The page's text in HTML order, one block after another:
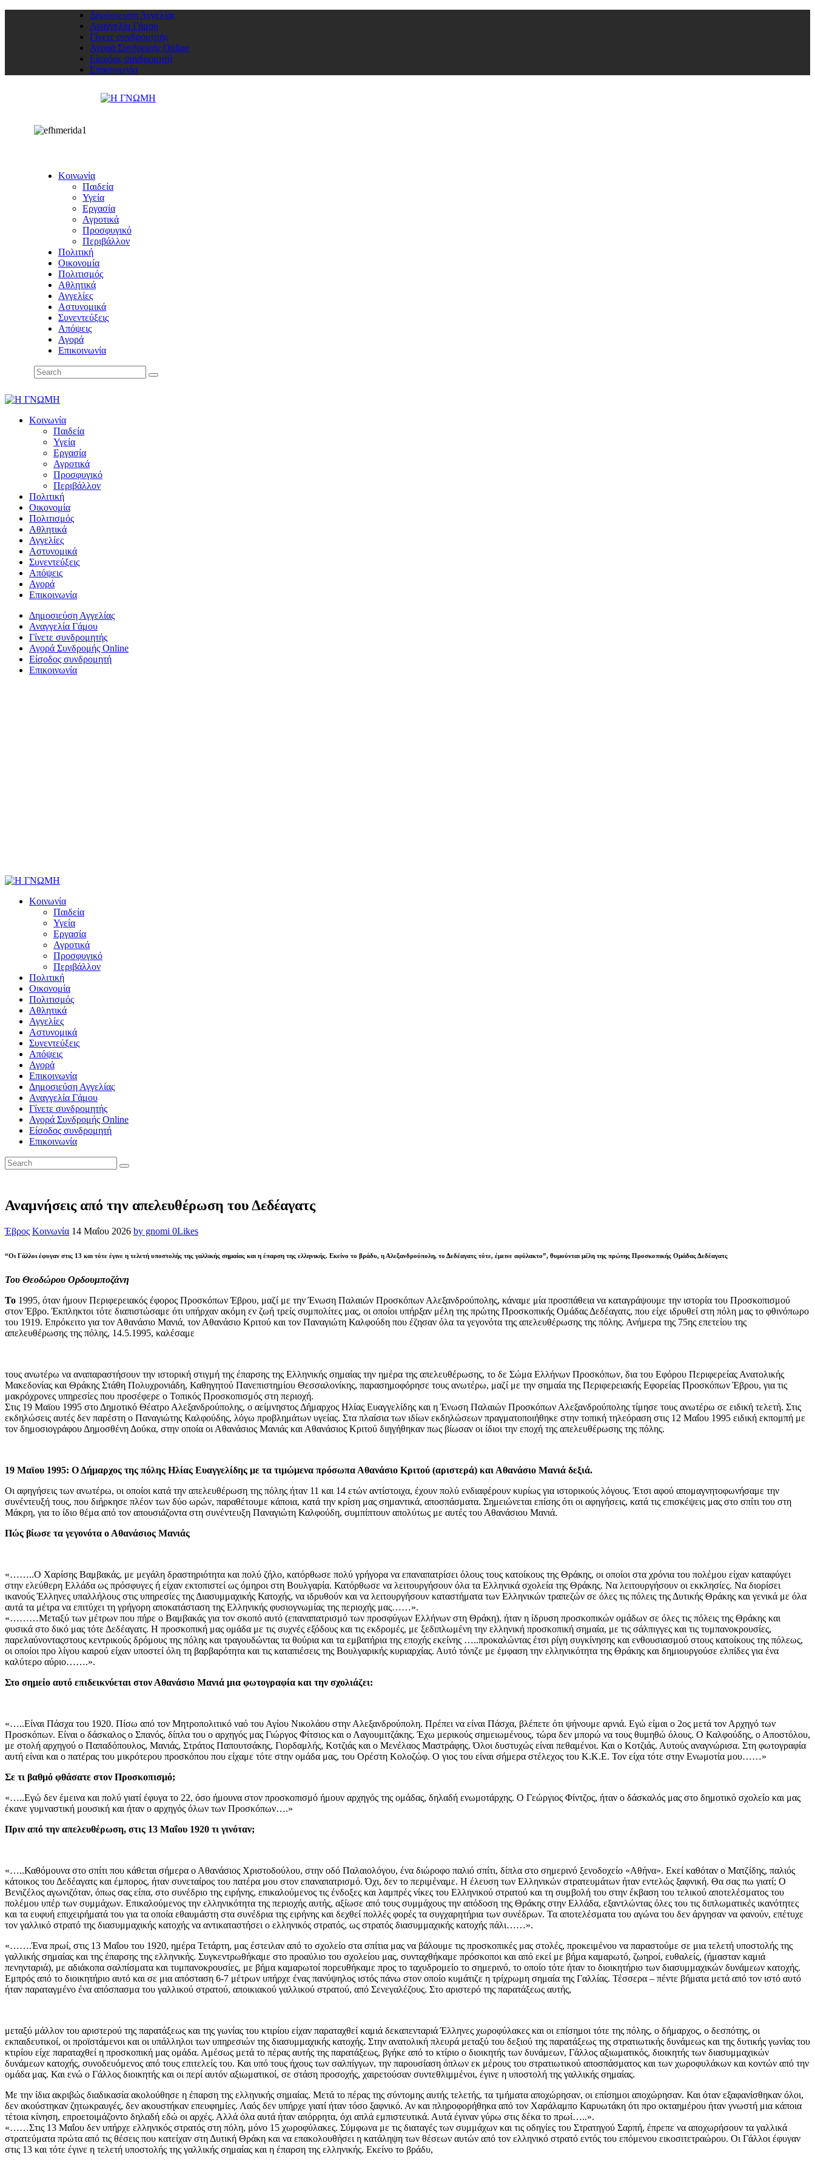
Δημοσιεύση Αγγελίας
Αναγγελία Γάμου
Γίνετε συνδρομητής
Αγορά Συνδρομής Online
Είσοδος συνδρομητή
Επικοινωνία
Κοινωνία
Παιδεία
Υγεία
Εργασία
Αγροτικά
Προσφυγικό
Περιβάλλον
Πολιτική
Οικονομία
Πολιτισμός
Αθλητικά
Αγγελίες
Αστυνομικά
Συνεντεύξεις
Απόψεις
Αγορά
Επικοινωνία
Κοινωνία
Παιδεία
Υγεία
Εργασία
Αγροτικά
Προσφυγικό
Περιβάλλον
Πολιτική
Οικονομία
Πολιτισμός
Αθλητικά
Αγγελίες
Αστυνομικά
Συνεντεύξεις
Απόψεις
Αγορά
Επικοινωνία
Δημοσιεύση Αγγελίας
Αναγγελία Γάμου
Γίνετε συνδρομητής
Αγορά Συνδρομής Online
Είσοδος συνδρομητή
Επικοινωνία
Κοινωνία
Παιδεία
Υγεία
Εργασία
Αγροτικά
Προσφυγικό
Περιβάλλον
Πολιτική
Οικονομία
Πολιτισμός
Αθλητικά
Αγγελίες
Αστυνομικά
Συνεντεύξεις
Απόψεις
Αγορά
Επικοινωνία
Δημοσιεύση Αγγελίας
Αναγγελία Γάμου
Γίνετε συνδρομητής
Αγορά Συνδρομής Online
Είσοδος συνδρομητή
Επικοινωνία
Αναμνήσεις από την απελευθέρωση του Δεδέαγατς
Έβρος Κοινωνία 14 Μαΐου 2026 by gnomi 0Likes
“Οι Γάλλοι έφυγαν στις 13 και τότε έγινε η τελετή υποστολής της γαλλικής σημαίας και η έπαρση της ελληνικής. Εκείνο το βράδυ, η Αλεξανδρούπολη, το Δεδέαγατς τότε, έμεινε αφύλακτο”, θυμούνται μέλη της πρώτης Προσκοπικής Ομάδας Δεδέαγατς
Του Θεοδώρου Ορδουμποζάνη
Το 1995, όταν ήμουν Περιφερειακός έφορος Προσκόπων Έβρου, μαζί με την Ένωση Παλαιών Προσκόπων Αλεξανδρούπολης, κάναμε μία προσπάθεια να καταγράψουμε την ιστορία του Προσκοπισμού
στον Έβρο. Έκπληκτοι τότε διαπιστώσαμε ότι υπήρχαν ακόμη εν ζωή τρείς συμπολίτες μας, οι οποίοι υπήρξαν μέλη της πρώτης Προσκοπικής Ομάδας Δεδέαγατς, που είχε ιδρυθεί στη πόλη μας το φθινόπωρο
του 1919. Επρόκειτο για τον Αθανάσιο Μανιά, τον Αθανάσιο Κριτού και τον Παναγιώτη Καλφούδη που έζησαν όλα τα γεγονότα της απελευθέρωσης της πόλης. Ανήμερα της 75ης επετείου της
απελευθέρωσης της πόλης, 14.5.1995, καλέσαμε
τους ανωτέρω να αναπαραστήσουν την ιστορική στιγμή της έπαρσης της Ελληνικής σημαίας την ημέρα της απελευθέρωσης, το δε Σώμα Ελλήνων Προσκόπων, δια του Εφόρου Περιφερείας Ανατολικής
Μακεδονίας και Θράκης Στάθη Πολυχρονιάδη, Καθηγητού Πανεπιστημίου Θεσσαλονίκης, παρασημοφόρησε τους ανωτέρω, μαζί με την σημαία της Περιφερειακής Εφορείας Προσκόπων Έβρου, για τις
μακρόχρονες υπηρεσίες που προσέφερε ο Τοπικός Προσκοπισμός στη περιοχή.
Στις 19 Μαϊου 1995 στο Δημοτικό Θέατρο Αλεξανδρούπολης, ο αείμνηστος Δήμαρχος Ηλίας Ευαγγελίδης και η Ένωση Παλαιών Προσκόπων Αλεξανδρούπολης τίμησε τους ανωτέρω σε ειδική τελετή. Στις
εκδηλώσεις αυτές δεν παρέστη ο Παναγιώτης Καλφούδης, λόγω προβλημάτων υγείας. Στα πλαίσια των ιδίων εκδηλώσεων πραγματοποιήθηκε στην τοπική τηλεόραση στις 12 Μαΐου 1995 ειδική εκπομπή με
τον δημοσιογράφου Δημοσθένη Δούκα, στην οποία οι Αθανάσιος Μανιάς και Αθανάσιος Κριτού διηγήθηκαν πως βίωσαν οι ίδιοι την εποχή της απελευθέρωσης της πόλης.
19 Μαϊου 1995: Ο Δήμαρχος της πόλης Ηλίας Ευαγγελίδης με τα τιμώμενα πρόσωπα Αθανάσιο Κριτού (αριστερά) και Αθανάσιο Μανιά δεξιά.
Οι αφηγήσεις των ανωτέρω, οι οποίοι κατά την απελευθέρωση της πόλης ήταν 11 και 14 ετών αντίστοιχα, έχουν πολύ ενδιαφέρουν κυρίως για ιστορικούς λόγους. Έτσι αφού απομαγνητοφωνήσαμε την
συνέντευξή τους, που διήρκησε πλέον των δύο ωρών, παραθέτουμε κάποια, κατά την κρίση μας σημαντικά, αποσπάσματα. Σημειώνεται επίσης ότι οι αφηγήσεις, κατά τις επισκέψεις μας στο σπίτι του στη
Μάκρη, για το ίδιο θέμα από τον απουσιάζοντα στη συνέντευξη Παναγιώτη Καλφούδη, συμπίπτουν απολύτως με αυτές του Αθανάσιου Μανιά.
Πώς βίωσε τα γεγονότα ο Αθανάσιος Μανιάς
«……..Ο Χαρίσης Βαμβακάς, με μεγάλη δραστηριότητα και πολύ ζήλο, κατόρθωσε πολύ γρήγορα να επαναπατρίσει όλους τους κατοίκους της Θράκης, οι οποίοι στα χρόνια του πολέμου είχαν καταφύγει
στην ελεύθερη Ελλάδα ως πρόσφυγες ή είχαν εκτοπιστεί ως όμηροι στη Βουλγαρία. Κατόρθωσε να λειτουργήσουν όλα τα Ελληνικά σχολεία της Θράκης. Να λειτουργήσουν οι εκκλησίες. Να διορίσει
ικανούς Έλληνες υπαλλήλους στις υπηρεσίες της Διασυμμαχικής Κατοχής, να ιδρυθούν και να λειτουργήσουν καταστήματα των Ελληνικών τραπεζών σε όλες τις πόλεις της Δυτικής Θράκης και γενικά με όλα
αυτά τα μέτρα να επιτύχει τη γρήγορη αποκατάσταση της Ελληνικής φυσιογνωμίας της περιοχής μας……».
«………Μεταξύ των μέτρων που πήρε ο Βαμβακάς για τον σκοπό αυτό (επαναπατρισμό των προσφύγων Ελλήνων στη Θράκη), ήταν η ίδρυση προσκοπικών ομάδων σε όλες τις πόλεις της Θράκης και
φυσικά στο δικό μας τότε Δεδέαγατς. Η προσκοπική μας ομάδα με τις συχνές εξόδους και τις εκδρομές, με ξεδιπλωμένη την ελληνική προσκοπική σημαία, με τις σάλπιγγες και τις τυμπανοκρουσίες,
παρελαύνονταςστους κεντρικούς δρόμους της πόλης και τραγουδώντας τα θούρια και τα εμβατήρια της εποχής εκείνης …..προκαλώντας έτσι ρίγη συγκίνησης και ενθουσιασμού στους κατοίκους της πόλεως,
οι οποίοι προ λίγου καιρού είχαν υποστεί όλη τη βαρβαρότητα και τις καταπιέσεις της Βουλγαρικής κυριαρχίας. Αυτό τόνιζε με έμφαση την ελληνικότητα της Θράκης και δημιουργούσε ελπίδες για ένα
καλύτερο αύριο…….».
Στο σημείο αυτό επιδεικνύεται στον Αθανάσιο Μανιά μια φωτογραφία και την σχολιάζει:
«…..Είναι Πάσχα του 1920. Πίσω από τον Μητροπολιτικό ναό του Αγίου Νικολάου στην Αλεξανδρούπολη. Πρέπει να είναι Πάσχα, βλέπετε ότι ψήνουμε αρνιά. Εγώ είμαι ο 2ος μετά τον Αρχηγό των
Προσκόπων. Είναι ο δάσκαλος ο Σπανός, δίπλα του ο αρχηγός μας Γιώργος Φίτσιος και ο Λαγουμιτζάκης. Έχω μερικούς σημειωμένους, τώρα δεν μπορώ να τους θυμηθώ όλους. Ο Καλφούδης, ο Αποστόλου,
με στολή αρχηγού ο Παπαδόπουλος, Μανιάς, Στράτος Παπουτσάκης, Γιορδαμλής, Κοτζιάς και ο Μενέλαος Μαστράφης. Όλοι δυστυχώς είναι πεθαμένοι. Και ο Κοτζιάς. Αυτούς αναγνώρισα. Στη φωτογραφία
αυτή είναι και ο πατέρας του μικρότερου προσκόπου που είχαμε τότε στην ομάδα μας, του Ορέστη Κολοζώφ. Ο γιος του είναι σήμερα στέλεχος του Κ.Κ.Ε. Τον είχα τότε στην Ενωμοτία μου……»
Σε τι βαθμό φθάσατε στον Προσκοπισμό;
«…..Εγώ δεν έμεινα και πολύ γιατί έφυγα το 22, όσο ήμουνα στον προσκοπισμό ήμουν αρχηγός της ομάδας, δηλαδή ενωμοτάρχης. Ο Γεώργιος Φίντζος, ήταν ο δάσκαλός μας στο δημοτικό σχολείο και μας
έκανε γυμναστική μουσική και ήταν ο αρχηγός όλων των Προσκόπων….»
Πριν από την απελευθέρωση, στις 13 Μαΐου 1920 τι γινόταν;
«…..Καθόμουνα στο σπίτι που κάθεται σήμερα ο Αθανάσιος Χριστοδούλου, στην οδό Παλαιολόγου, ένα διώροφο παλιό σπίτι, δίπλα στο σημερινό ξενοδοχείο «Αθήνα». Εκεί καθόταν ο Ματζίδης, παλιός
κάτοικος του Δεδέαγατς και έμπορος, ήταν συνεταίρος του πατέρα μου στον επαναπατρισμό. Όχι, δεν το περιμέναμε. Η έλευση των Ελληνικών στρατευμάτων ήταν εντελώς ξαφνική. Θα σας πω γιατί; Ο
Βενιζέλος αγωνιζόταν, όπως σας είπα, στο συνέδριο της ειρήνης, επικαλούμενος τις ένδοξες και λαμπρές νίκες του Ελληνικού στρατού και τη συμβολή του στην έκβαση του τελικού αποτελέσματος του
πολέμου υπέρ των συμμάχων. Επικαλούμενος την ελληνικότητα της περιοχής αυτής, αξίωσε από τους συμμάχους την απόδοση της Θράκης στην Ελλάδα, εξαντλώντας όλες του τις διπλωματικές ικανότητες
και τα ευφυή επιχειρήματά του για τα οποία εθαυμάστη στα συνέδρια της ειρήνης και δεχθεί πολλές φορές τα συγχαρητήρια των συνέδρων. Τα αποτελέσματα του αγώνα του δεν άργησαν να φανούν, επέτυχε
τον γαλλικό στρατό της διασυμμαχικής κατοχής να αντικαταστήσει ο ελληνικός στρατός, ως στρατός διασυμμαχικής κατοχής πάλι……».
«…….Ένα πρωί, στις 13 Μαΐου του 1920, ημέρα Τετάρτη, μας έστειλαν από το σχολείο στα σπίτια μας να βάλουμε τις προσκοπικές μας στολές, προκειμένου να παραστούμε σε μια τελετή υποστολής της
γαλλικής σημαίας και της έπαρσης της ελληνικής. Συγκεντρωθήκαμε στο προαύλιο του σχολείου μας, συνταχθήκαμε πρόσκοποι και από εκεί με βήμα καμαρωτό, ζωηροί, ευθαλείς, (ήμασταν καμιά
πενηνταριά), με αδιάκοπα σαλπίσματα και τυμπανοκρουσίες, με βήμα καμαρωτοί πορευθήκαμε προς το ταχυδρομείο το σημερινό, το οποίο τότε ήταν το διοικητήριο των διασυμμαχικών δυνάμεων κατοχής.
Εμπρός από το διοικητήριο αυτό και σε μια απόσταση 6-7 μέτρων υπήρχε ένας πανύψηλος ιστός πάνω στον οποίο κυμάτιζε η τρίχρωμη σημαία της Γαλλίας. Τέσσερα – πέντε βήματα μετά από τον ιστό αυτό
ήταν παραταγμένο ένα απόσπασμα του γαλλικού στρατού, αποικιακού γαλλικού στρατού, από Σενεγαλέζους. Στο αριστερό της παρατάξεως αυτής,
μεταξύ μάλλον του αριστερού της παρατάξεως και της γωνίας του κτιρίου είχαν παραταχθεί καμιά δεκαπενταριά Έλληνες χωροφύλακες και οι επίσημοι τότε της πόλης, ο δήμαρχος, ο δεσπότης, οι
εκπαιδευτικοί, οι προϊστάμενοι και οι υπάλληλοι των υπηρεσιών της διασυμμαχικής κατοχής. Στην ανατολική πλευρά μεταξύ του δεξιού της παρατάξεως της στρατιωτικής δυνάμεως και της δυτικής γωνίας του
κτιρίου είχε παραταχθεί η προσκοπική μας ομάδα. Αμέσως μετά το πέρας αυτής της παρατάξεως, βγήκε από το κτίριο ο διοικητής των δυνάμεων, Γάλλος αξιωματικός, διοικητής των διασυμμαχικών
δυνάμεων κατοχής, συνοδευόμενος από τους επιτελείς του. Και υπό τους ήχους των σαλπίγγων, την παρουσίαση όπλων εκ μέρους του στρατιωτικού αποσπάσματος και των χωροφυλάκων και κοντών από την
ομάδα μας. Και ενώ ο Γάλλος διοικητής και οι περί αυτόν αξιωματικοί, σε στάση προσοχής, χαιρετούσαν συντεθλιμμένοι, έγινε η υποστολή της γαλλικής σημαίας.
Με την ίδια ακριβώς διαδικασία ακολούθησε η έπαρση της ελληνικής σημαίας. Μετά το πέρας της σύντομης αυτής τελετής, τα τμήματα αποχώρησαν, οι επίσημοι αποχώρησαν. Και όταν εξαφανίσθηκαν όλοι,
δεν ακούστηκαν ζητωκραυγές, δεν ακουστήκαν επευφημίες. Λαός δεν υπήρχε γιατί ήταν τόσο ξαφνικό. Αν και πληροφορήθηκα από τον Χαράλαμπο Καρυωτάκη ότι προ οκταημέρου ήταν γνωστή μια κάποια
τέτοια κίνηση, επροετοιμάζοντο δηλαδή εδώ οι αρχές. Αλλά όλα αυτά ήταν απόρρητα, όχι απλά εμπιστευτικά. Αυτά έγιναν γύρω στις δέκα το πρωί…..».
«……Στις 13 Μαΐου δεν υπήρχε ελληνικός στρατός στη πόλη, μόνο 15 χωροφύλακες. Σύμφωνα με τις διαταγές των συμμάχων και τις οδηγίες του Στρατηγού Σαρπή, έπρεπε να αποχωρήσουν τα γαλλικά
στρατεύματα πρώτα από τις θέσεις που κατείχαν στη Δυτική Θράκη και να επακολουθήσει η κατάληψη των θέσεων αυτών από τον ελληνικό στρατό εντός του επόμενου εικοσιτετραώρου. Οι Γάλλοι έφυγαν
στις 13 και τότε έγινε η τελετή υποστολής της γαλλικής σημαίας και η έπαρση της ελληνικής. Εκείνο το βράδυ,